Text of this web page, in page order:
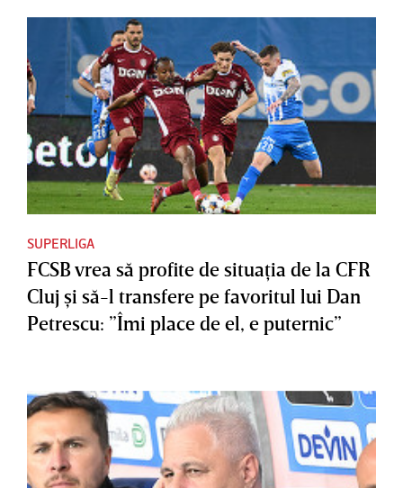
SUPERLIGA
FCSB vrea să profite de situaţia de la CFR
Cluj şi să-l transfere pe favoritul lui Dan
Petrescu: ”Îmi place de el, e puternic”